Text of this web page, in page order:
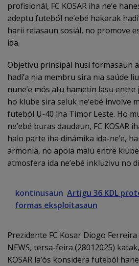
profisionál, FC KOSAR iha ne’e
adeptu futeból ne’ebé hakarak
harii relasaun sosiál, no promove
ida.
Objetivu prinsipál husi formasaun
hadi’a nia membru sira nia saúde
nune’e mós atu hametin lasu entre
ho klube sira seluk ne’ebé involve
futeból U-40 iha Timor Leste. Ho
ne’ebé buras daudaun, FC KOSAR
halo parte iha dinámika ida-ne’e,
armonia, no apoia malu entre
atmosfera ida ne’ebé inkluzivu no
kontinusaun Artigu 36 KDL
formas eksploitasaun
Prezidente FC Kosar Diogo
NEWS, tersa-feira (28012025)
KOSAR la’ós konsidera futeból